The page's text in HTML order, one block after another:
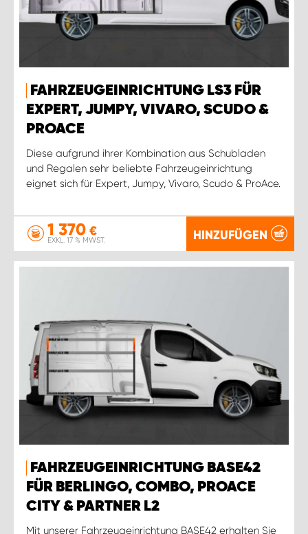
FAHRZEUGEINRICHTUNG LS3 FÜR
EXPERT, JUMPY, VIVARO, SCUDO &
PROACE
Diese aufgrund ihrer Kombination aus Schubladen
und Regalen sehr beliebte Fahrzeugeinrichtung
eignet sich für Expert, Jumpy, Vivaro, Scudo & ProAce.
1 370 €
EXKL. 17 % MWST. HINZUFÜGEN
FAHRZEUGEINRICHTUNG BASE42
FÜR BERLINGO, COMBO, PROACE
CITY & PARTNER L2
Mit unserer Fahrzeugeinrichtung BASE42 erhalten Sie